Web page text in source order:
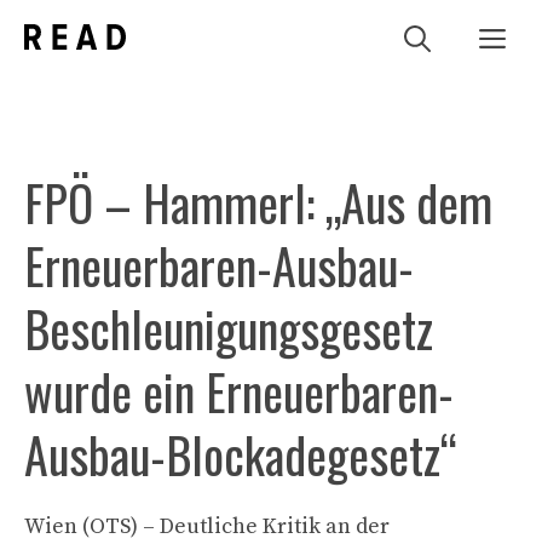
Inhalt
FPÖ – Hammerl: „Aus dem
Erneuerbaren-Ausbau-
Beschleunigungsgesetz
wurde ein Erneuerbaren-
Ausbau-Blockadegesetz“
Wien (OTS) – Deutliche Kritik an der